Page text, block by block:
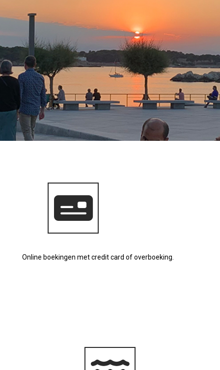
Online boekingen met credit card of overboeking.